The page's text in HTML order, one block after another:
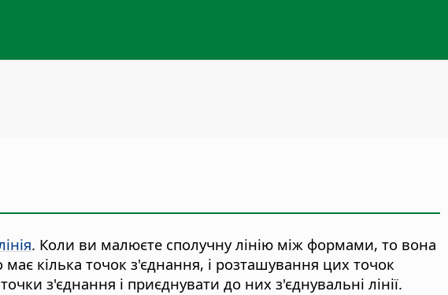
. Коли ви малюєте сполучну лінію між формами, то вона
кілька точок з'єднання, і розташування цих точок
з'єднання і приєднувати до них з'єднувальні лінії.